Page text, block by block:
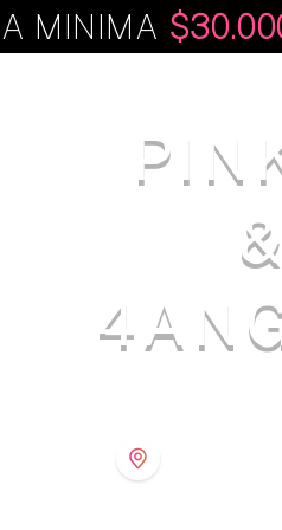
MINIMA
&